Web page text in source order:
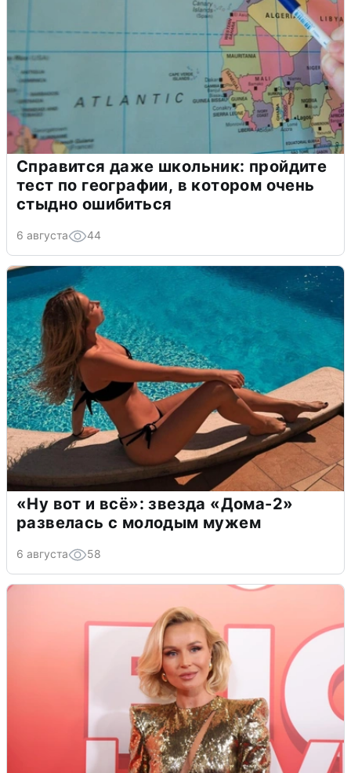
Справится даже школьник: пройдите
тест по географии, в котором очень
стыдно ошибиться
6 августа 44
«Ну вот и всё»: звезда «Дома-2»
развелась с молодым мужем
6 августа 58